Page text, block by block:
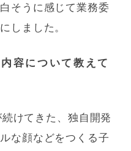
そうに感じて業務委
しました。
容について教えて
けてきた、独自開発
な顔などをつくる子